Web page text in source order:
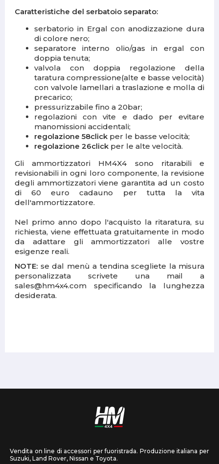
Caratteristiche del serbatoio separato:
serbatorio in Ergal con anodizzazione dura
di colore nero;
separatore interno olio/gas in ergal con
doppia tenuta;
valvola con doppia regolazione della
taratura compressione(alte e basse velocità)
con valvole lamellari a traslazione e molla di
precarico;
pressurizzabile fino a 20bar;
regolazioni con vite e dado per evitare
manomissioni accidentali;
regolazione 58click per le basse velocità;
regolazione 26click per le alte velocità.
Gli ammortizzatori HM4X4 sono ritarabili e
revisionabili in ogni loro componente, la revisione
degli ammortizzatori viene garantita ad un costo
di 60 euro cadauno per tutta la vita
dell'ammortizzatore.
Nel primo anno dopo l'acquisto la ritaratura, su
richiesta, viene effettuata gratuitamente in modo
da adattare gli ammortizzatori alle vostre
esigenze reali.
NOTE: se dal menù a tendina scegliete la misura
personalizzata scrivete una mail a
sales@hm4x4.com specificando la lunghezza
desiderata.
Vendita on line di accessori per fuoristrada. Produzione italiana per
Suzuki, Land Rover, Nissan e Toyota.